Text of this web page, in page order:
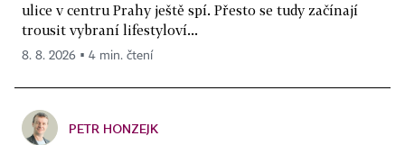
ulice v centru Prahy ještě spí. Přesto se tudy začínají
trousit vybraní lifestyloví...
8. 8. 2026 ▪ 4 min. čtení
PETR HONZEJK